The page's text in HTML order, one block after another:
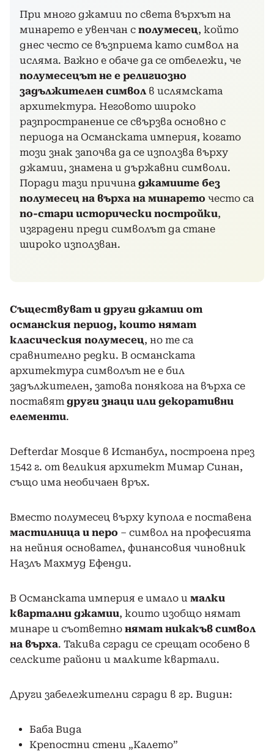
При много джамии по света върхът на
минарето е увенчан с полумесец, който
днес често се възприема като символ на
исляма. Важно е обаче да се отбележи, че
полумесецът не е религиозно
задължителен символ в ислямската
архитектура. Неговото широко
разпространение се свързва основно с
периода на Османската империя, когато
този знак започва да се използва върху
джамии, знамена и държавни символи.
Поради тази причина джамиите без
полумесец на върха на минарето често са
по-стари исторически постройки,
изградени преди символът да стане
широко използван.
Съществуват и други джамии от
османския период, които нямат
класическия полумесец, но те са
сравнително редки. В османската
архитектура символът не е бил
задължителен, затова понякога на върха се
поставят други знаци или декоративни
елементи.
Defterdar Mosque в Истанбул, построена през
1542 г. от великия архитект Мимар Синан,
също има необичаен връх.
Вместо полумесец върху купола е поставена
мастилница и перо – символ на професията
на нейния основател, финансовия чиновник
Назлъ Махмуд Ефенди.
В Османската империя е имало и малки
квартални джамии, които изобщо нямат
минаре и съответно нямат никакъв символ
на върха. Такива сгради се срещат особено в
селските райони и малките квартали.
Други забележителни сгради в гр. Видин:
Баба Вида
Крепостни стени „Калето”